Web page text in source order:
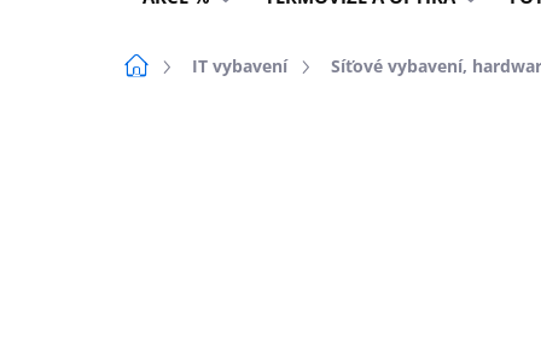
DomůIT vybavení Síťové vybavení,